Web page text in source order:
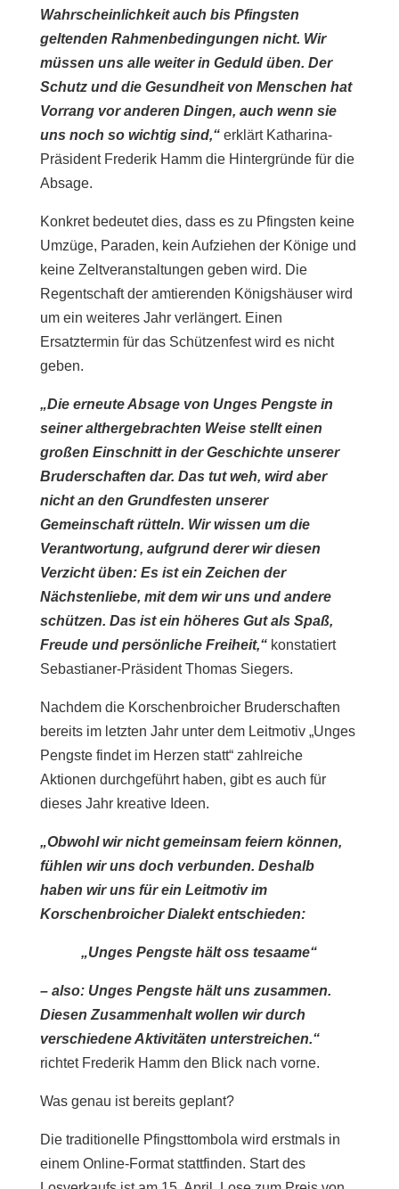
Wahrscheinlichkeit auch bis Pfingsten
geltenden Rahmenbedingungen nicht. Wir
müssen uns alle weiter in Geduld üben. Der
Schutz und die Gesundheit von Menschen hat
Vorrang vor anderen Dingen, auch wenn sie
uns noch so wichtig sind,“erklärt Katharina-
Präsident Frederik Hamm die Hintergründe für die
Absage.
Konkret bedeutet dies, dass es zu Pfingsten keine
Umzüge, Paraden, kein Aufziehen der Könige und
keine Zeltveranstaltungen geben wird. Die
Regentschaft der amtierenden Königshäuser wird
um ein weiteres Jahr verlängert. Einen
Ersatztermin für das Schützenfest wird es nicht
geben.
„Die erneute Absage von Unges Pengste in
seiner althergebrachten Weise stellt einen
großen Einschnitt in der Geschichte unserer
Bruderschaften dar. Das tut weh, wird aber
nicht an den Grundfesten unserer
Gemeinschaft rütteln. Wir wissen um die
Verantwortung, aufgrund derer wir diesen
Verzicht üben: Es ist ein Zeichen der
Nächstenliebe, mit dem wir uns und andere
schützen. Das ist ein höheres Gut als Spaß,
Freude und persönliche Freiheit,“konstatiert
Sebastianer-Präsident Thomas Siegers.
Nachdem die Korschenbroicher Bruderschaften
bereits im letzten Jahr unter dem Leitmotiv „Unges
Pengste findet im Herzen statt“ zahlreiche
Aktionen durchgeführt haben, gibt es auch für
dieses Jahr kreative Ideen.
„Obwohl wir nicht gemeinsam feiern können,
fühlen wir uns doch verbunden. Deshalb
haben wir uns für ein Leitmotiv im
Korschenbroicher Dialekt entschieden:
„Unges Pengste hält oss tesaame“
– also: Unges Pengste hält uns zusammen.
Diesen Zusammenhalt wollen wir durch
verschiedene Aktivitäten unterstreichen.“
richtet Frederik Hamm den Blick nach vorne.
Was genau ist bereits geplant?
Die traditionelle Pfingsttombola wird erstmals in
einem Online-Format stattfinden. Start des